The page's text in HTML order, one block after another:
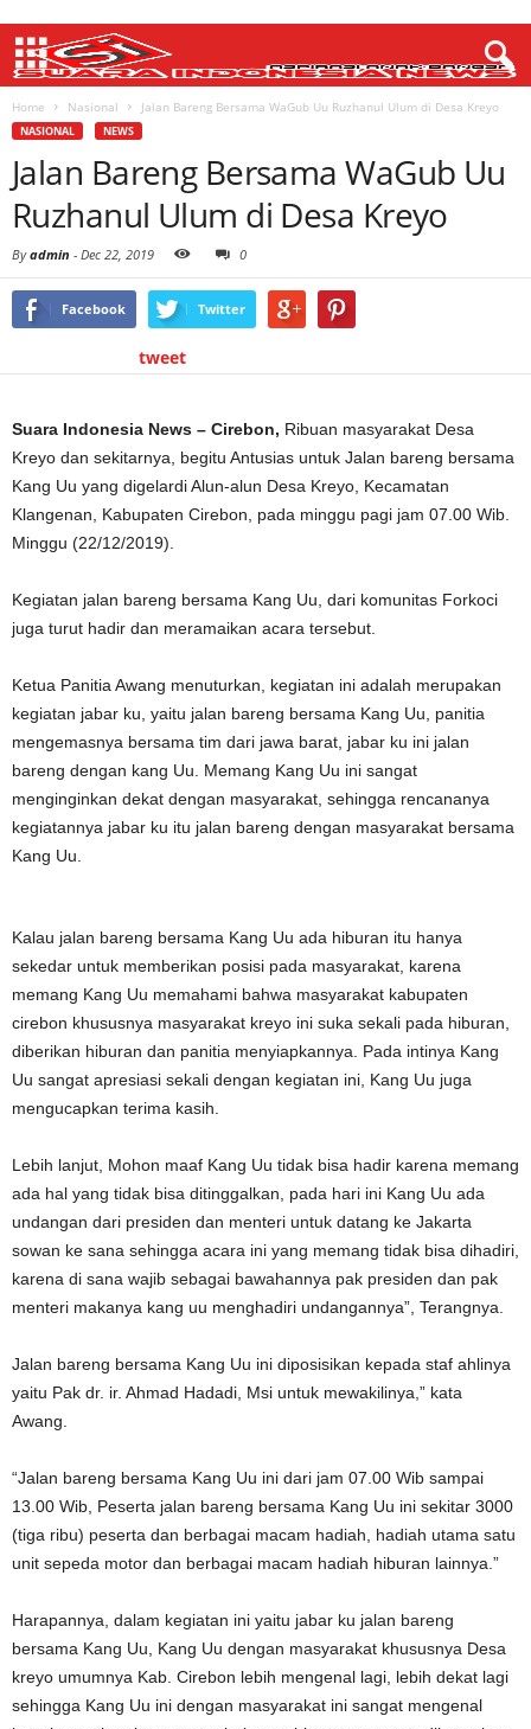
Home Nasional Jalan Bareng Bersama WaGub Uu Ruzhanul Ulum di Desa Kreyo
NASIONAL NEWS
Jalan Bareng Bersama WaGub Uu
Ruzhanul Ulum di Desa Kreyo
Byadmin - Dec 22, 2019 0
Facebook Twitter
tweet
Suara Indonesia News – Cirebon, Ribuan masyarakat Desa
Kreyo dan sekitarnya, begitu Antusias untuk Jalan bareng bersama
Kang Uu yang digelardi Alun-alun Desa Kreyo, Kecamatan
Klangenan, Kabupaten Cirebon, pada minggu pagi jam 07.00 Wib.
Minggu (22/12/2019).
Kegiatan jalan bareng bersama Kang Uu, dari komunitas Forkoci
juga turut hadir dan meramaikan acara tersebut.
Ketua Panitia Awang menuturkan, kegiatan ini adalah merupakan
kegiatan jabar ku, yaitu jalan bareng bersama Kang Uu, panitia
mengemasnya bersama tim dari jawa barat, jabar ku ini jalan
bareng dengan kang Uu. Memang Kang Uu ini sangat
menginginkan dekat dengan masyarakat, sehingga rencananya
kegiatannya jabar ku itu jalan bareng dengan masyarakat bersama
Kang Uu.
Kalau jalan bareng bersama Kang Uu ada hiburan itu hanya
sekedar untuk memberikan posisi pada masyarakat, karena
memang Kang Uu memahami bahwa masyarakat kabupaten
cirebon khususnya masyarakat kreyo ini suka sekali pada hiburan,
diberikan hiburan dan panitia menyiapkannya. Pada intinya Kang
Uu sangat apresiasi sekali dengan kegiatan ini, Kang Uu juga
mengucapkan terima kasih.
Lebih lanjut, Mohon maaf Kang Uu tidak bisa hadir karena memang
ada hal yang tidak bisa ditinggalkan, pada hari ini Kang Uu ada
undangan dari presiden dan menteri untuk datang ke Jakarta
sowan ke sana sehingga acara ini yang memang tidak bisa dihadiri,
karena di sana wajib sebagai bawahannya pak presiden dan pak
menteri makanya kang uu menghadiri undangannya”, Terangnya.
Jalan bareng bersama Kang Uu ini diposisikan kepada staf ahlinya
yaitu Pak dr. ir. Ahmad Hadadi, Msi untuk mewakilinya,” kata
Awang.
“Jalan bareng bersama Kang Uu ini dari jam 07.00 Wib sampai
13.00 Wib, Peserta jalan bareng bersama Kang Uu ini sekitar 3000
(tiga ribu) peserta dan berbagai macam hadiah, hadiah utama satu
unit sepeda motor dan berbagai macam hadiah hiburan lainnya.”
Harapannya, dalam kegiatan ini yaitu jabar ku jalan bareng
bersama Kang Uu, Kang Uu dengan masyarakat khususnya Desa
kreyo umumnya Kab. Cirebon lebih mengenal lagi, lebih dekat lagi
sehingga Kang Uu ini dengan masyarakat ini sangat mengenal